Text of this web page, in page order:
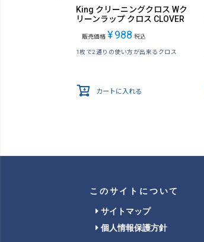
King クリーニングクロス Wク
リーンラップ クロス CLOVER
販売価格 ¥988 税込
1枚で2通りの使い方が出来るクロス
カートに入れる
このサイトについて
サイトマップ
個人情報保護方針